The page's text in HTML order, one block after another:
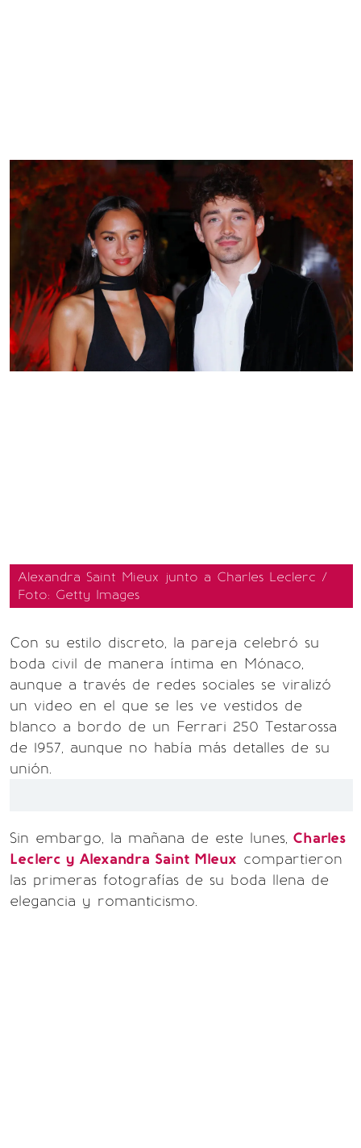
Alexandra Saint Mieux junto a Charles Leclerc /
Foto: Getty Images
Con su estilo discreto, la pareja celebró su
boda civil de manera íntima en Mónaco,
aunque a través de redes sociales se viralizó
un video en el que se les ve vestidos de
blanco a bordo de un Ferrari 250 Testarossa
de 1957, aunque no había más detalles de su
unión.
Sin embargo, la mañana de este lunes, Charles
Leclerc y Alexandra Saint Mleux compartieron
las primeras fotografías de su boda llena de
elegancia y romanticismo.